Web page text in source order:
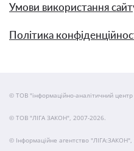
Умови використання
Політика
© ТОВ "інформаційно-аналітичний
© ТОВ "ЛІГА ЗАКОН", 2007-2026.
© Інформаційне агентство